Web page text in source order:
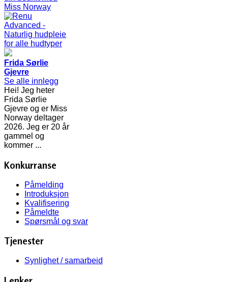
Frida Sørlie
Gjevre
Se alle innlegg
Hei! Jeg heter
Frida Sørlie
Gjevre og er Miss
Norway deltager
2026. Jeg er 20 år
gammel og
kommer ...
Konkurranse
Påmelding
Introduksjon
Kvalifisering
Påmeldte
Spørsmål og svar
Tjenester
Synlighet / samarbeid